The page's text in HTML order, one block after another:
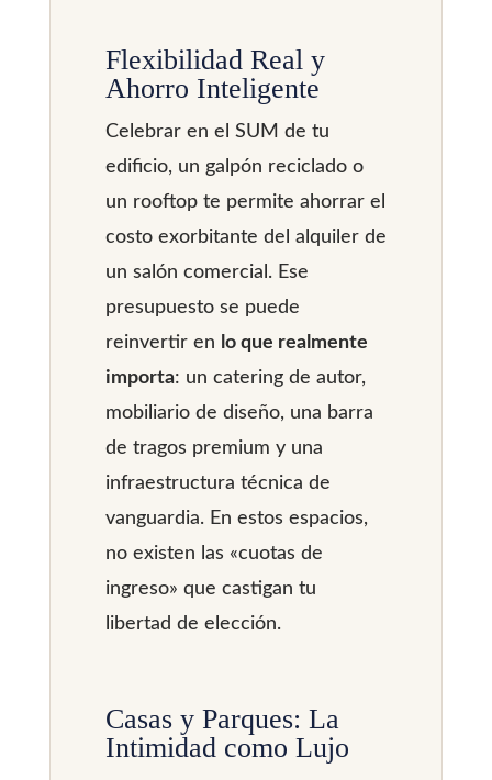
Flexibilidad Real y
Ahorro Inteligente
Celebrar en el SUM de tu
edificio, un galpón reciclado o
un rooftop te permite ahorrar el
costo exorbitante del alquiler de
un salón comercial. Ese
presupuesto se puede
reinvertir en lo que realmente
importa: un catering de autor,
mobiliario de diseño, una barra
de tragos premium y una
infraestructura técnica de
vanguardia. En estos espacios,
no existen las «cuotas de
ingreso» que castigan tu
libertad de elección.
Casas y Parques: La
Intimidad como Lujo